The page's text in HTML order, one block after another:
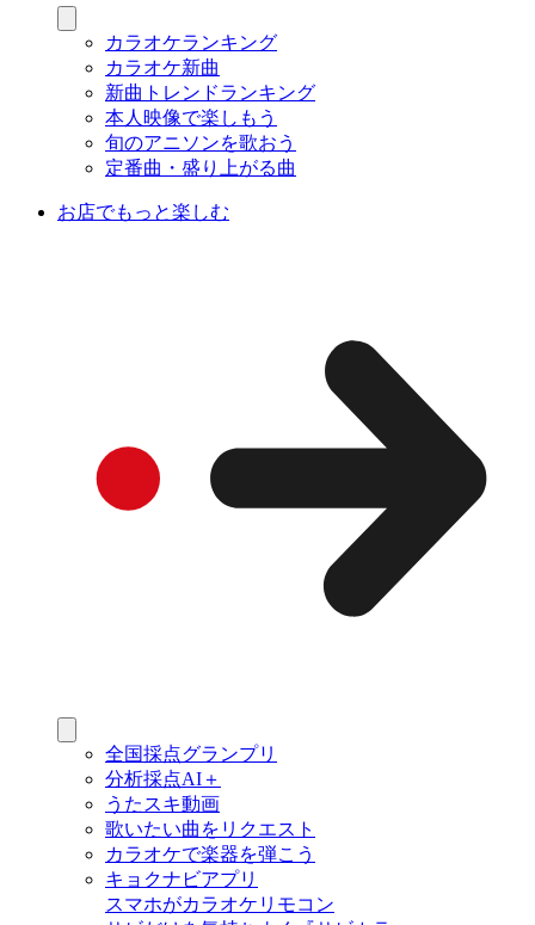
カラオケランキング
カラオケ新曲
新曲トレンドランキング
本人映像で楽しもう
旬のアニソンを歌おう
定番曲・盛り上がる曲
お店でもっと楽しむ
全国採点グランプリ
分析採点AI＋
うたスキ動画
歌いたい曲をリクエスト
カラオケで楽器を弾こう
キョクナビアプリ
スマホがカラオケリモコン